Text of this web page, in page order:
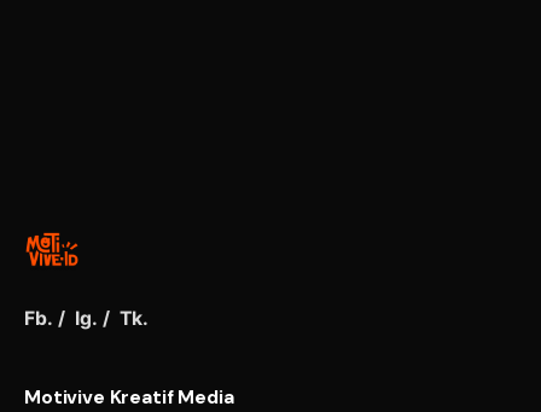
Fb. / Ig. / Tk.
Motivive Kreatif Media